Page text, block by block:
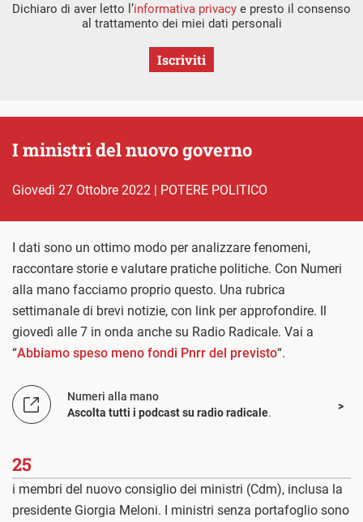
Dichiaro di aver letto l’informativa privacy e presto il consenso
al trattamento dei miei dati personali
Iscriviti
I ministri del nuovo governo
giovedì 27 Ottobre 2022 | POTERE POLITICO
I dati sono un ottimo modo per analizzare fenomeni,
raccontare storie e valutare pratiche politiche. Con Numeri
alla mano facciamo proprio questo. Una rubrica
settimanale di brevi notizie, con link per approfondire. Il
giovedì alle 7 in onda anche su Radio Radicale. Vai a
“Abbiamo speso meno fondi Pnrr del previsto“.
Numeri alla mano
Ascolta tutti i podcast su radio radicale.
25
i membri del nuovo consiglio dei ministri (Cdm), inclusa la
presidente Giorgia Meloni. I ministri senza portafoglio sono